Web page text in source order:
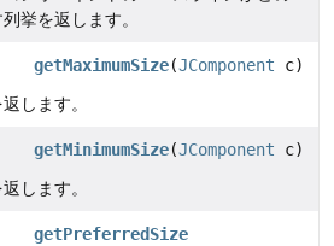
挙を返します。
getMaximumSize(JComponent c)
します。
getMinimumSize(JComponent c)
します。
getPreferredSize